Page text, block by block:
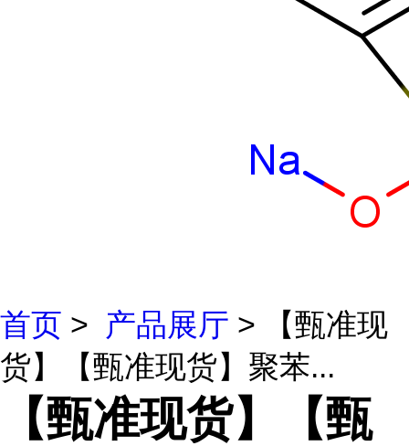
首页 > 产品展厅 > 【甄准现
货】【甄准现货】聚苯...
【甄准现货】【甄